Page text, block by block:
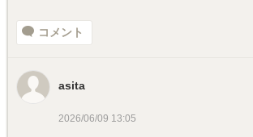
コメント
asita
2026/06/09 13:05